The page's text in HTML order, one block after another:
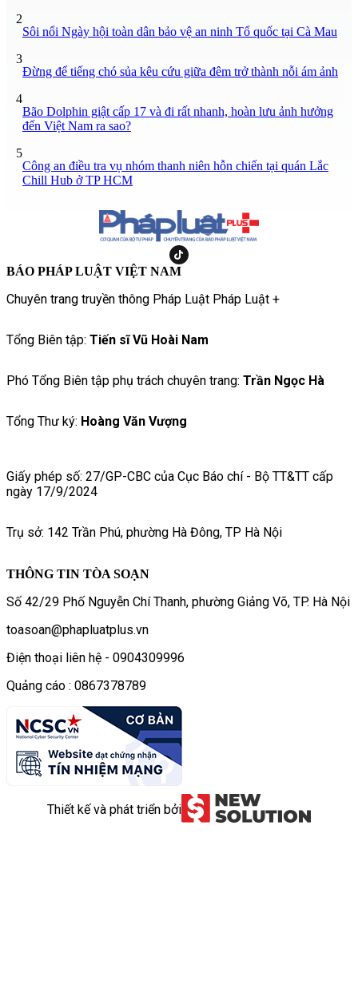
2
Sôi nổi Ngày hội toàn dân bảo vệ an ninh Tổ quốc tại Cà Mau
3
Đừng để tiếng chó sủa kêu cứu giữa đêm trở thành nỗi ám ảnh
4
Bão Dolphin giật cấp 17 và đi rất nhanh, hoàn lưu ảnh hưởng
đến Việt Nam ra sao?
5
Công an điều tra vụ nhóm thanh niên hỗn chiến tại quán Lắc
Chill Hub ở TP HCM
BÁO PHÁP LUẬT VIỆT NAM
Chuyên trang truyền thông Pháp Luật Pháp Luật +
Tổng Biên tập: Tiến sĩ Vũ Hoài Nam
Phó Tổng Biên tập phụ trách chuyên trang: Trần Ngọc Hà
Tổng Thư ký: Hoàng Văn Vượng
Giấy phép số: 27/GP-CBC của Cục Báo chí - Bộ TT&TT cấp
ngày 17/9/2024
Trụ sở: 142 Trần Phú, phường Hà Đông, TP Hà Nội
THÔNG TIN TÒA SOẠN
Số 42/29 Phố Nguyễn Chí Thanh, phường Giảng Võ, TP. Hà Nội
toasoan@phapluatplus.vn
Điện thoại liên hệ - 0904309996
Quảng cáo : 0867378789
Thiết kế và phát triển bởi